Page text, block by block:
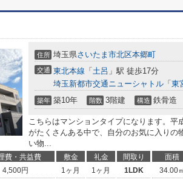
住所 埼玉県さいたま市北区本郷町
交通 東北本線 「 土呂 」駅 徒歩17分
埼玉新都市交通ニューシャトル 「 東
築年 築10年 階数 3階建 構造 鉄骨造
こちらはマンションタイプになります。平
がたくさんある中で、自分のお気に入りの
い物...
費・共益費 敷金 礼金 間取り 面積
4,500円 1ヶ月 1ヶ月 1LDK 34.00